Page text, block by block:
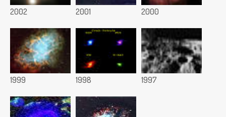
2002 2001 2000
1999 1998 1997